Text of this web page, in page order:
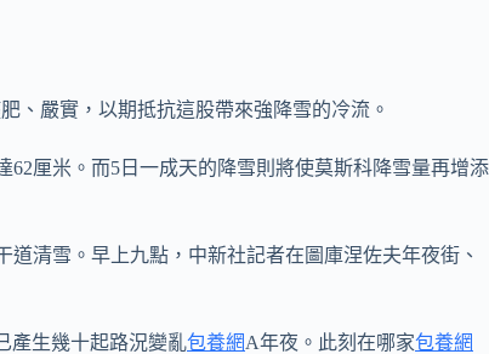
、嚴實，以期抵抗這股帶來強降雪的冷流。
厘米。而5日一成天的降雪則將使莫斯科降雪量再增添
道清雪。早上九點，中新社記者在圖庫涅佐夫年夜街、
產生幾十起路況變亂包養網A年夜。此刻在哪家包養網